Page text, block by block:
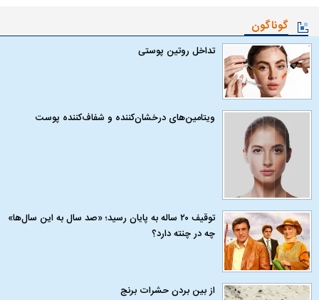
گوناگون
تداخل روتین پوستی
ویتامین‌های درخشان‌کننده و شفاف‌کننده پوست
توقیف ۲۰ ساله به پایان رسید؛ «صد سال به این سال‌ها»
چه در چنته دارد؟
از بین بردن حشرات برنج